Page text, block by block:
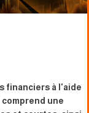
financiers à l'aide
une